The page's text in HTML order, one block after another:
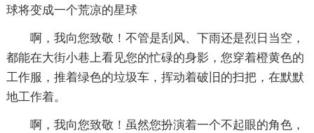
球将变成一个荒凉的星球
啊，我向您致敬！不管是刮风、下雨还是烈日当空，
都能在大街小巷上看见您的忙碌的身影，您穿着橙黄色的
工作服，推着绿色的垃圾车，挥动着破旧的扫把，在默默
地工作着。
啊，我向您致敬！虽然您扮演着一个不起眼的角色，